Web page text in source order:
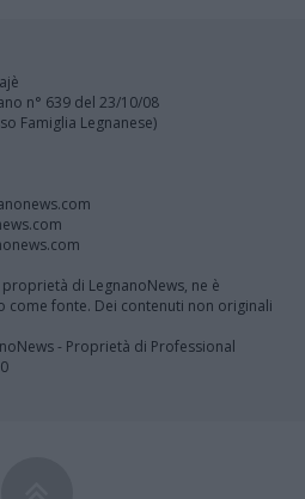
n° 639 del 23/10/08
Famiglia Legnanese)
di LegnanoNews, ne è
come fonte. Dei contenuti non originali
- Proprietà di Professional